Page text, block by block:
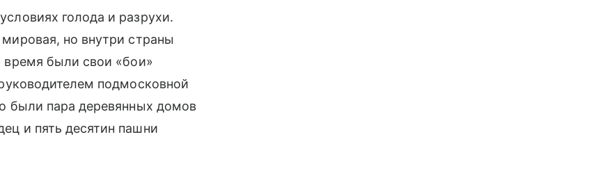
голода и разрухи.
но внутри страны
время были свои «бои»
подмосковной
были пара деревянных домов
и пять десятин пашни